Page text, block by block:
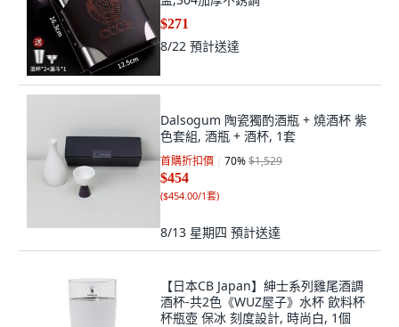
$271
8/22 預計送達
Dalsogum 陶瓷獨酌酒瓶 + 燒酒杯 紫
色套組, 酒瓶 + 酒杯, 1套
首購折扣價 70%$1,529
$454
($454.00/1套)
8/13 星期四 預計送達
【日本CB Japan】紳士系列雞尾酒調
酒杯-共2色《WUZ屋子》水杯 飲料杯
杯瓶壺 保冰 刻度設計, 時尚白, 1個